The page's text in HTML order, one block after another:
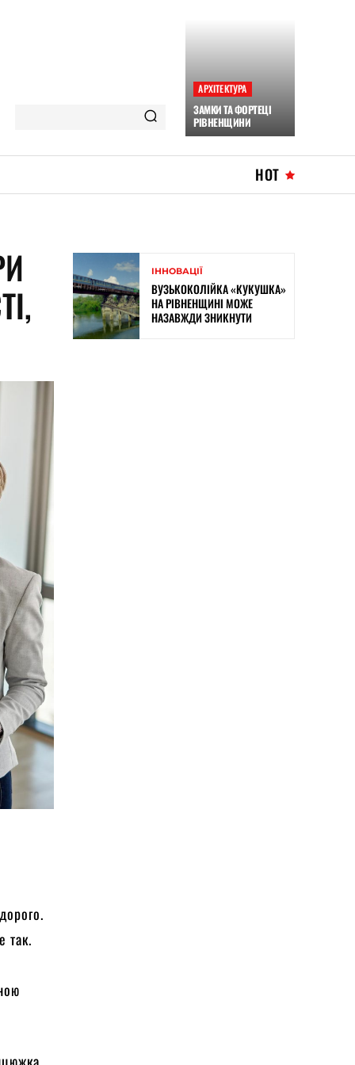
АРХІТЕКТУРА
ЗАМКИ ТА ФОРТЕЦІ
РІВНЕНЩИНИ
HOT
так.
ІННОВАЦІЇ
ВУЗЬКОКОЛІЙКА «КУКУШКА»
НА РІВНЕНЩИНІ МОЖЕ
НАЗАВЖДИ ЗНИКНУТИ